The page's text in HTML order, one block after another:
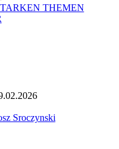
THEMEN
Sroczynski